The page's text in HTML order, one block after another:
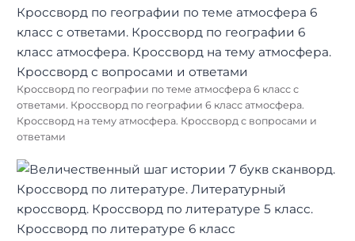
Кроссворд по географии по теме атмосфера 6 класс с
ответами. Кроссворд по географии 6 класс атмосфера.
Кроссворд на тему атмосфера. Кроссворд с вопросами и
ответами